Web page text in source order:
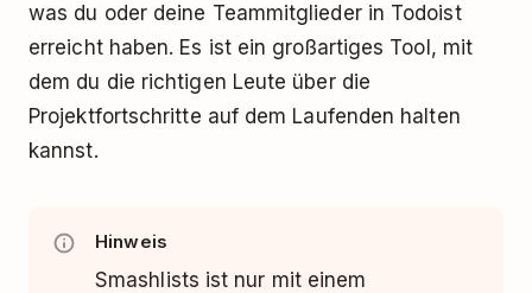
was du oder deine Teammitglieder in Todoist
erreicht haben. Es ist ein großartiges Tool, mit
dem du die richtigen Leute über die
Projektfortschritte auf dem Laufenden halten
kannst.
Hinweis
Smashlists ist nur mit einem